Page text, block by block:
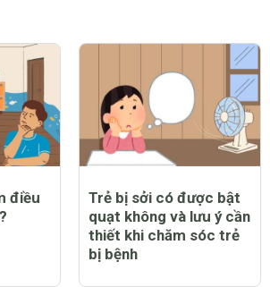
điều
Trẻ bị sởi có được bật
quạt không và lưu ý cần
thiết khi chăm sóc trẻ
bị bệnh